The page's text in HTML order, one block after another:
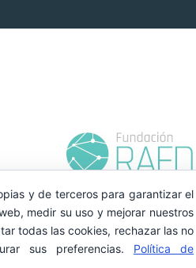
y de terceros para garantizar el
medir su uso y mejorar nuestros
todas las cookies, rechazar las no
sus preferencias. Política de